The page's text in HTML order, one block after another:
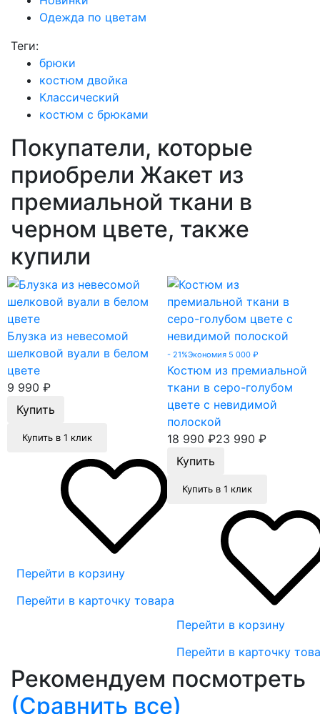
Одежда по цветам
Теги:
брюки
костюм двойка
Классический
костюм с брюками
Покупатели, которые
приобрели Жакет из
премиальной ткани в
черном цвете, также
купили
Блузка из невесомой
шелковой вуали в белом
цвете
9 990 ₽
Купить в 1 клик
Перейти в корзину
Перейти в карточку товара
- 21%Экономия 5 000 ₽
Костюм из премиальной
ткани в серо-голубом
цвете с невидимой
полоской
18 990 ₽23 990 ₽
Купить в 1 клик
Перейти в корзину
Перейти в карточку
Рекомендуем посмотреть
(Сравнить все)